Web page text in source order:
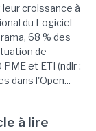
croissance à
du Logiciel
68 % des
de
et ETI (ndlr :
dans l'Open...
à lire